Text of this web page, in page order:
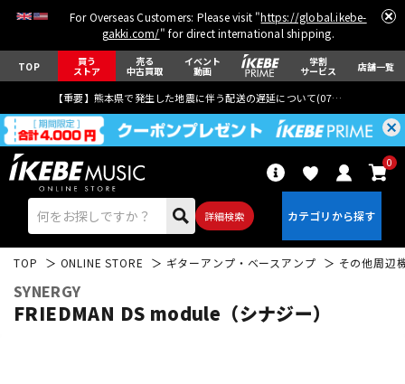
For Overseas Customers: Please visit "https://global.ikebe-
gakki.com/" for direct international shipping.
TOP 買う
ストア
売る
中古買取
イベント
動画
学割
サービス 店舗一覧
【重要】熊本県で発生した地震に伴う配送の遅延について(07月29日
詳細検索
0
TOP ONLINE STORE ギターアンプ・ベースアンプ その他周辺
SYNERGY
FRIEDMAN DS module（シナジー）